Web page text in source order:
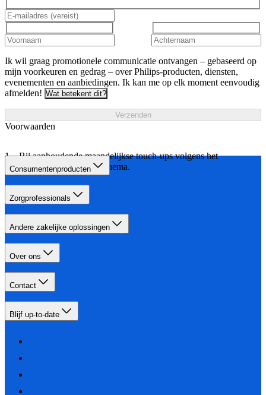
Ik wil graag promotionele communicatie ontvangen – gebaseerd op
mijn voorkeuren en gedrag – over Philips-producten, diensten,
evenementen en aanbiedingen. Ik kan me op elk moment eenvoudig
afmelden! Wat betekent dit?
Verzenden
Voorwaarden
Bij aanhoudende maandelijkse touch-ups volgens het
aangegeven behandelschema.
Consumentenproducten
Zorgprofessionals
Andere zakelijke oplossingen
Over ons
Contact
Blijf up-to-date